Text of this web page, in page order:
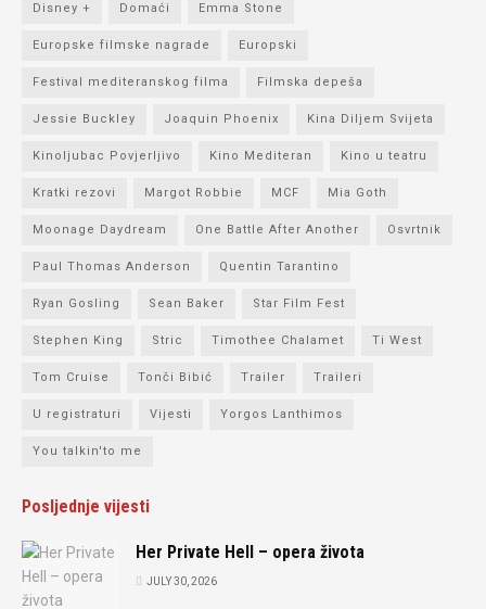
Disney + Domaći Emma Stone
Europske filmske nagrade Europski
Festival mediteranskog filma Filmska depeša
Jessie Buckley Joaquin Phoenix Kina Diljem Svijeta
Kinoljubac Povjerljivo Kino Mediteran Kino u teatru
Kratki rezovi Margot Robbie MCF Mia Goth
Moonage Daydream One Battle After Another Osvrtnik
Paul Thomas Anderson Quentin Tarantino
Ryan Gosling Sean Baker Star Film Fest
Stephen King Stric Timothee Chalamet Ti West
Tom Cruise Tonči Bibić Trailer Traileri
U registraturi Vijesti Yorgos Lanthimos
You talkin'to me
Posljednje vijesti
Her Private Hell – opera života
JULY 30, 2026